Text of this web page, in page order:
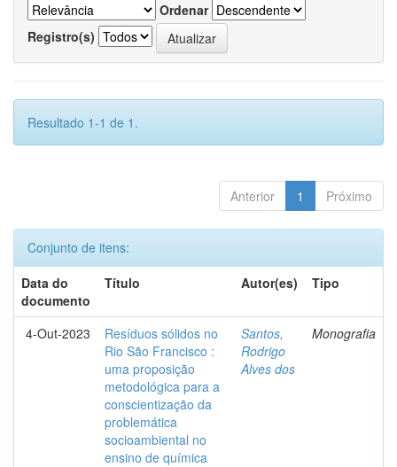
Ordenar
Registro(s)
Resultado 1-1 de 1.
Anterior 1 Próximo
Conjunto de itens:
Data do
documento
Título Autor(es) Tipo
4-Out-2023
Resíduos sólidos no
Rio São Francisco :
uma proposição
metodológica para a
conscientização da
problemática
socioambiental no
ensino de química
Santos,
Rodrigo
Alves dos
Monografia